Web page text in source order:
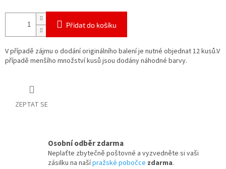
Přidat do košíku
V případě zájmu o dodání originálního balení je nutné objednat 12 kusů.V
případě menšího množství kusů jsou dodány náhodné barvy.
ZEPTAT SE
Osobní odběr zdarma
Neplaťte zbytečně poštovné a vyzvedněte si vaši
zásilku na našípražské pobočce zdarma.